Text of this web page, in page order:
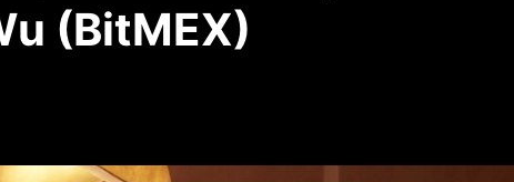
(BitMEX)